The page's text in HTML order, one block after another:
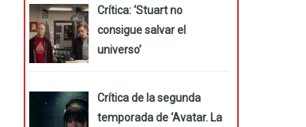
Crítica: ‘Stuart no
consigue salvar el
universo’
Crítica de la segunda
temporada de ‘Avatar. La